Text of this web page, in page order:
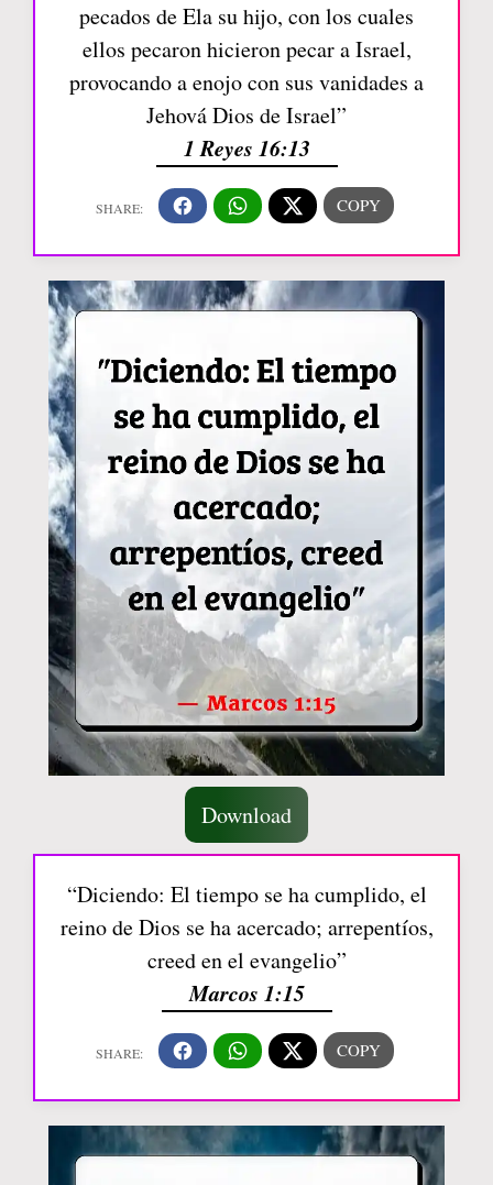
pecados de Ela su hijo, con los cuales
ellos pecaron hicieron pecar a Israel,
provocando a enojo con sus vanidades a
Jehová Dios de Israel”
1 Reyes 16:13
Download
“Diciendo: El tiempo se ha cumplido, el
reino de Dios se ha acercado; arrepentíos,
creed en el evangelio”
Marcos 1:15